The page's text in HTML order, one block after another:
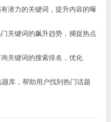
有潜力的关键词，提升内容的曝
门关键词的飙升趋势，捕捉热点
询关键词的搜索排名，优化
题库，帮助用户找到热门话题